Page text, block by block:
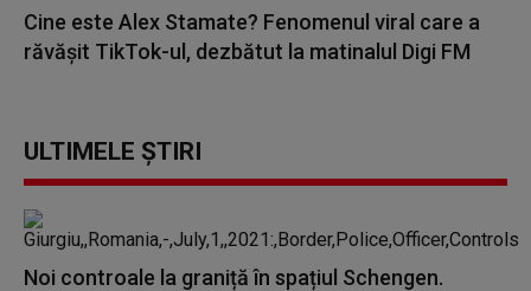
Cine este Alex Stamate? Fenomenul viral care a
răvășit TikTok-ul, dezbătut la matinalul Digi FM
ULTIMELE ȘTIRI
Noi controale la graniță în spațiul Schengen.